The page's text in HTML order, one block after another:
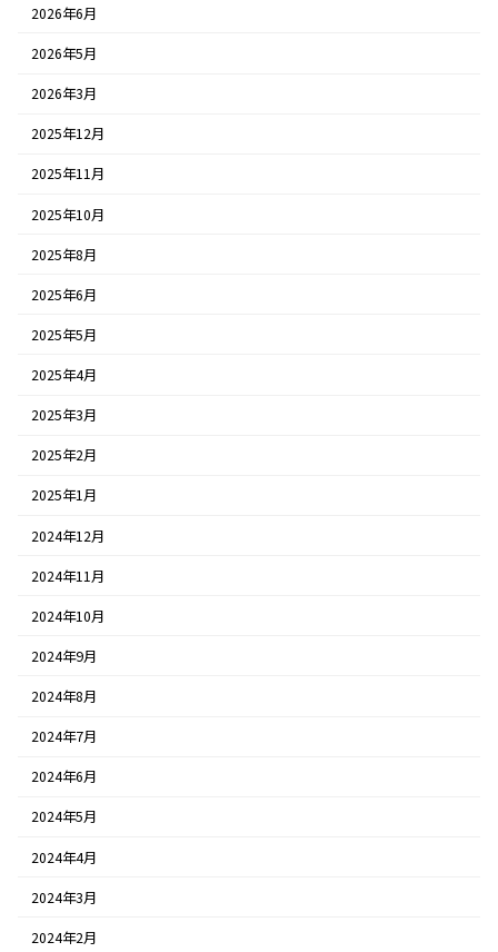
2026年6月
2026年5月
2026年3月
2025年12月
2025年11月
2025年10月
2025年8月
2025年6月
2025年5月
2025年4月
2025年3月
2025年2月
2025年1月
2024年12月
2024年11月
2024年10月
2024年9月
2024年8月
2024年7月
2024年6月
2024年5月
2024年4月
2024年3月
2024年2月